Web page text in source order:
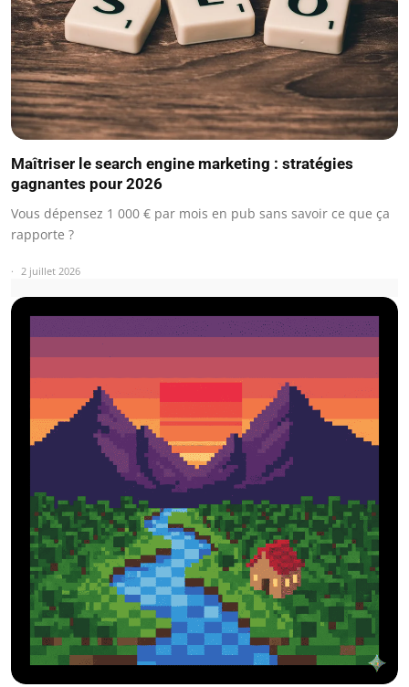
Maîtriser le search engine marketing : stratégies
gagnantes pour 2026
Vous dépensez 1 000 € par mois en pub sans savoir ce que ça
rapporte ?
2 juillet 2026